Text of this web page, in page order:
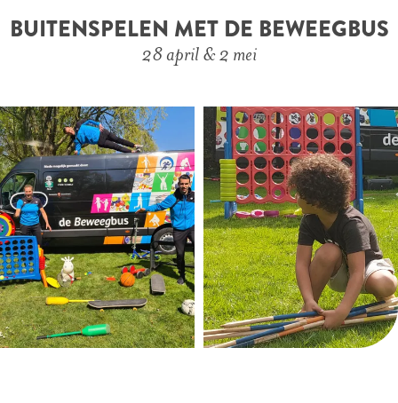
BUITENSPELEN MET DE BEWEEGBUS
28 april & 2 mei